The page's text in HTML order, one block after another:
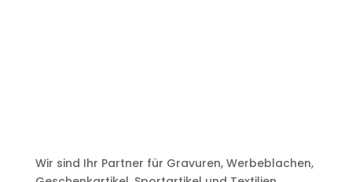
Wir sind Ihr Partner für Gravuren, Werbeblachen,